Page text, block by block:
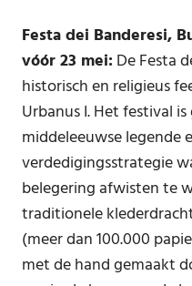
Festa dei Banderesi,
vóór 23 mei:De Festa
historisch en religieus
Urbanus I. Het festival
middeleeuwse legende
verdedigingsstrategie
belegering afwisten te
traditionele
(meer dan 100.000
met de hand gemaakt